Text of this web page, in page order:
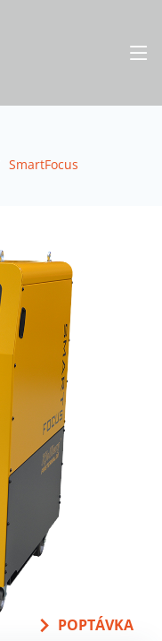
SmartFocus
POPTÁVKA